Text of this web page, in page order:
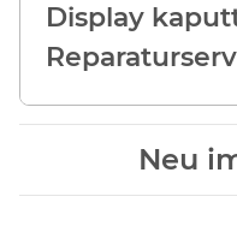
Display
Neu